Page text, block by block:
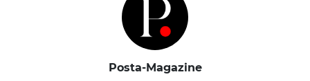
Posta-Magazine